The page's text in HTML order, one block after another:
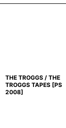
THE TROGGS / THE
TROGGS TAPES [PS
2008]